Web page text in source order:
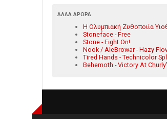
ΆΛΛΑ ΆΡΘΡΑ
Η Ολυμπιακή Ζυθοποιία
Stoneface - Free
Stone - Fight On!
Nook / AleBrowar - Hazy
Tired Hands - Technicolor
Behemoth - Victory At